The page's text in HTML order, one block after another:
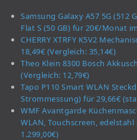
Samsung Galaxy A57 5G (512
Flat S (50 GB) für 20€/Monat
CHERRY XTRFY K5V2
18,49€ (Vergleich: 35,14€)
Theo Klein 8300 Bosch
(Vergleich: 12,79€)
Tapo P110 Smart WLAN
Strommessung) für 29,66€
WMF Avantgarde
WLAN, Touchscreen,
1.299,00€)